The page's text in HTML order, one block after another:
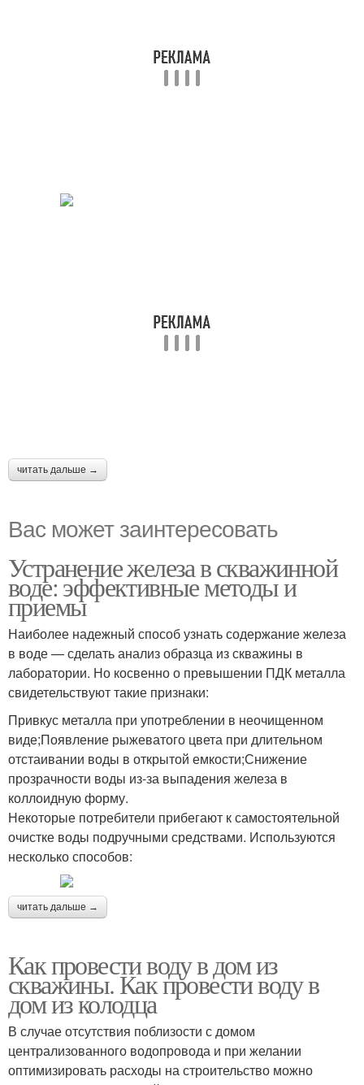
читать дальше →
Вас может заинтересовать
Устранение железа в скважинной
воде: эффективные методы и
приемы
Наиболее надежный способ узнать содержание железа
в воде — сделать анализ образца из скважины в
лаборатории. Но косвенно о превышении ПДК металла
свидетельствуют такие признаки:
Привкус металла при употреблении в неочищенном
виде;Появление рыжеватого цвета при длительном
отстаивании воды в открытой емкости;Снижение
прозрачности воды из-за выпадения железа в
коллоидную форму.
Некоторые потребители прибегают к самостоятельной
очистке воды подручными средствами. Используются
несколько способов:
читать дальше →
Как провести воду в дом из
скважины. Как провести воду в
дом из колодца
В случае отсутствия поблизости с домом
централизованного водопровода и при желании
оптимизировать расходы на строительство можно